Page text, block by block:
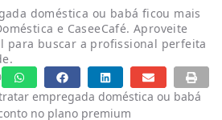
doméstica ou babá ficou mais
e CaseeCafé. Aproveite
para buscar a profissional perfeita